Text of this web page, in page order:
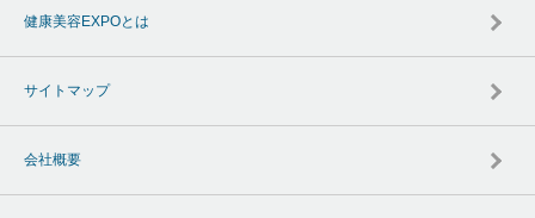
健康美容EXPOとは
サイトマップ
会社概要